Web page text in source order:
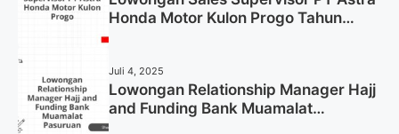
Honda Motor Kulon Progo Tahun
Juli 4, 2025
Lowongan Relationship Manager Hajj
and Funding Bank Muamalat